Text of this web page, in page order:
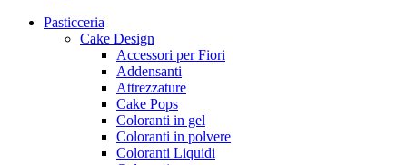
Pasticceria
Cake Design
Accessori per Fiori
Addensanti
Attrezzature
Cake Pops
Coloranti in gel
Coloranti in polvere
Coloranti Liquidi